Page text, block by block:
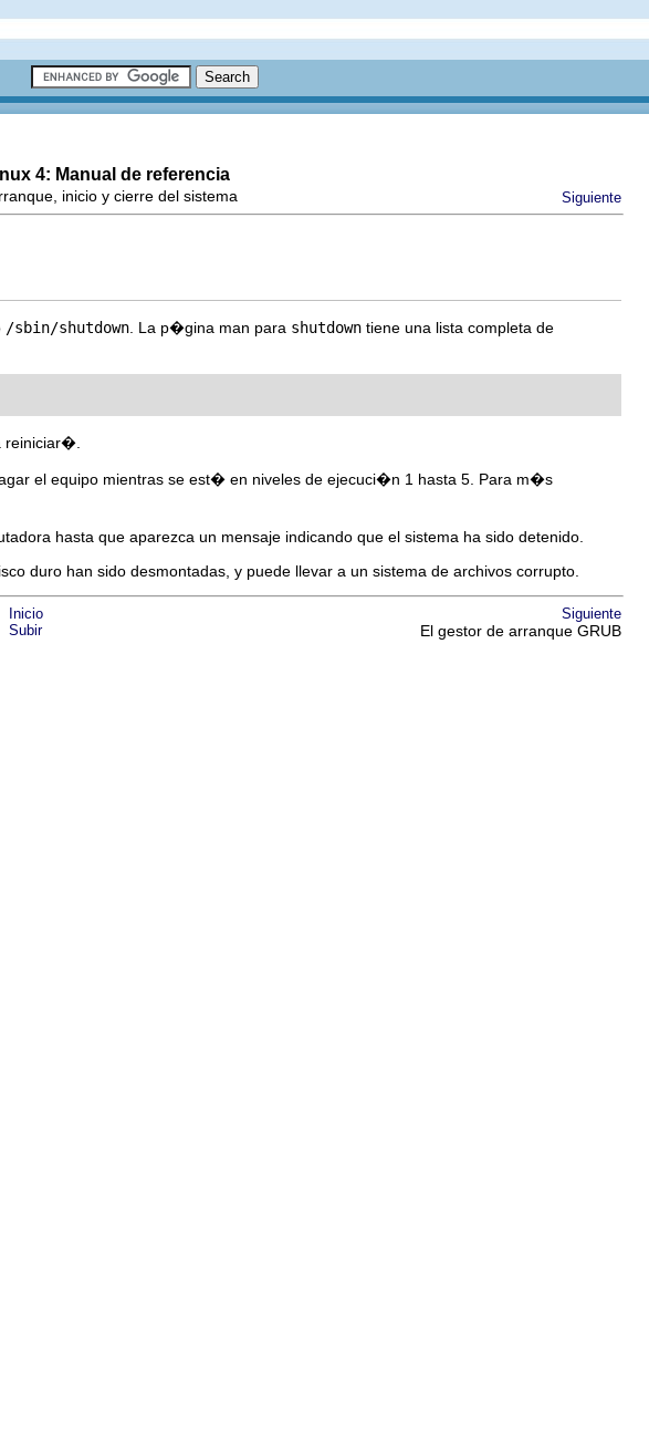
4: Manual de referencia
inicio y cierre del sistema Siguiente
/sbin/shutdown . La p�gina man para shutdown tiene una lista completa de
reiniciar�.
el equipo mientras se est� en niveles de ejecuci�n 1 hasta 5. Para m�s
hasta que aparezca un mensaje indicando que el sistema ha sido detenido.
duro han sido desmontadas, y puede llevar a un sistema de archivos corrupto.
Inicio Siguiente
Subir El gestor de arranque GRUB